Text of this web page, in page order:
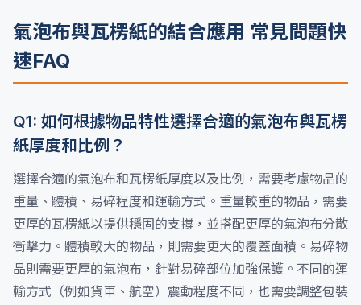
氣泡布與瓦楞紙的結合應用 常見問題快
速FAQ
Q1: 如何根據物品特性選擇合適的氣泡布與瓦楞
紙厚度和比例？
選擇合適的氣泡布和瓦楞紙厚度以及比例，需要考慮物品的
重量、體積、易碎程度和運輸方式。重量較重的物品，需要
更厚的瓦楞紙以提供穩固的支撐，並搭配更厚的氣泡布分散
衝擊力。體積較大的物品，則需要更大的覆蓋面積。易碎物
品則需要更厚的氣泡布，針對易碎部位加強保護。不同的運
輸方式（例如貨車、航空）震動程度不同，也需要調整包裝